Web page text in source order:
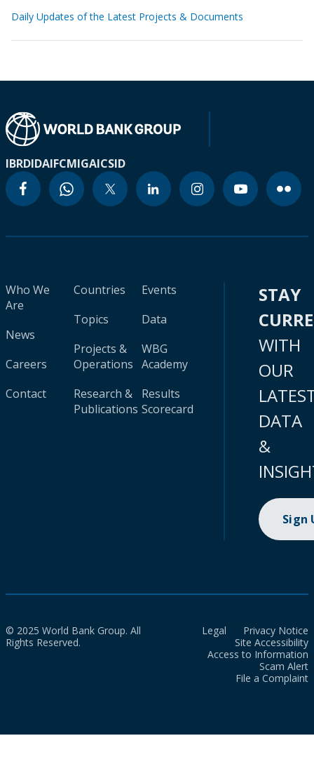
Daily Updates of the Latest Projects & Documents
IBRDIDAIFCMIGAICSID
Who We
Are
News
Careers
Contact
Countries
Topics
Projects &
Operations
Research &
Publications
Events
Data
WBG
Academy
Results
Scorecard
STAY
WITH
OUR
DATA
&
Sign
© 2025 World Bank Group. All
Rights Reserved.
Legal
Privacy Notice
Site Accessibility
Access to Information
Scam Alert
File a Complaint